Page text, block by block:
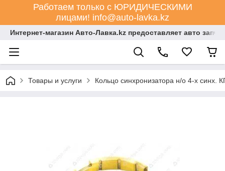
Работаем только с ЮРИДИЧЕСКИМИ
лицами! info@auto-lavka.kz
Интернет-магазин Авто-Лавка.kz предоставляет авто
Товары и услуги Кольцо синхронизатора н/о 4-х синх.